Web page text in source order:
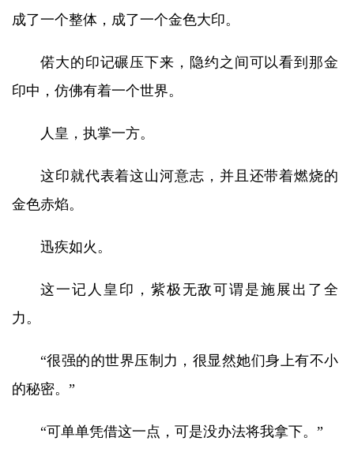
成了一个整体，成了一个金色大印。
偌大的印记碾压下来，隐约之间可以看到那金
印中，仿佛有着一个世界。
人皇，执掌一方。
这印就代表着这山河意志，并且还带着燃烧的
金色赤焰。
迅疾如火。
这一记人皇印，紫极无敌可谓是施展出了全
力。
“很强的的世界压制力，很显然她们身上有不小
的秘密。”
“可单单凭借这一点，可是没办法将我拿下。”